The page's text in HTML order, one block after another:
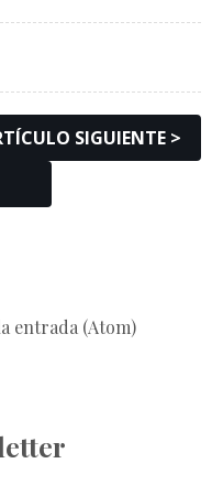
SIGUIENTE >
entrada (Atom)